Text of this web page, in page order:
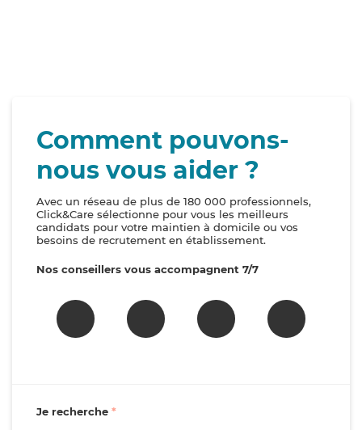
Comment pouvons-
nous vous aider ?
Avec un réseau de plus de 180 000 professionnels,
Click&Care sélectionne pour vous les meilleurs
candidats pour votre maintien à domicile ou vos
besoins de recrutement en établissement.
Nos conseillers vous accompagnent 7/7
Je recherche